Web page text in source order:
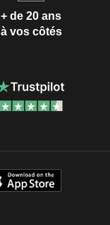
+ de 20 ans
à vos côtés